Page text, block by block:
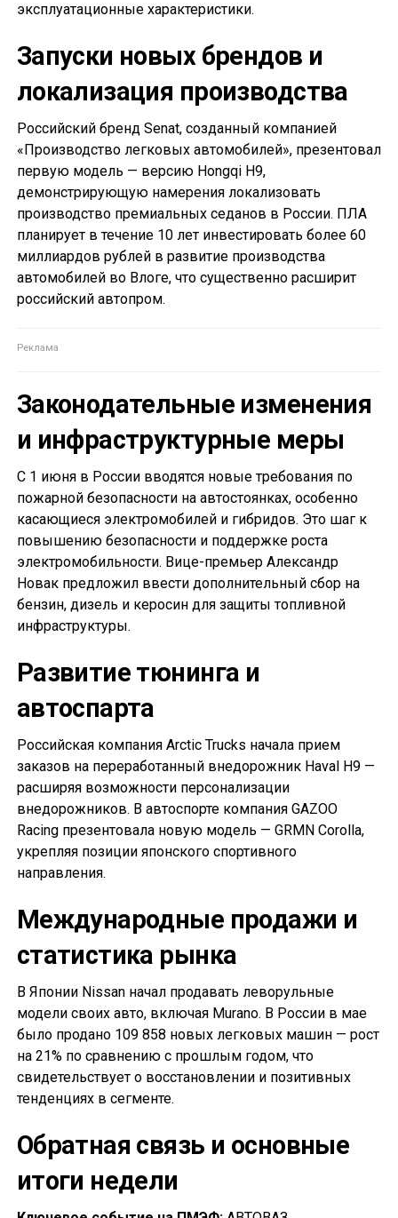
эксплуатационные характеристики.
Запуски новых брендов и
локализация производства
Российский бренд Senat, созданный компанией
«Производство легковых автомобилей», презентовал
первую модель — версию Hongqi H9,
демонстрирующую намерения локализовать
производство премиальных седанов в России. ПЛА
планирует в течение 10 лет инвестировать более 60
миллиардов рублей в развитие производства
автомобилей во Влоге, что существенно расширит
российский автопром.
Законодательные изменения
и инфраструктурные меры
С 1 июня в России вводятся новые требования по
пожарной безопасности на автостоянках, особенно
касающиеся электромобилей и гибридов. Это шаг к
повышению безопасности и поддержке роста
электромобильности. Вице-премьер Александр
Новак предложил ввести дополнительный сбор на
бензин, дизель и керосин для защиты топливной
инфраструктуры.
Развитие тюнинга и
автоспарта
Российская компания Arctic Trucks начала прием
заказов на переработанный внедорожник Haval H9 —
расширяя возможности персонализации
внедорожников. В автоспорте компания GAZOO
Racing презентовала новую модель — GRMN Corolla,
укрепляя позиции японского спортивного
направления.
Международные продажи и
статистика рынка
В Японии Nissan начал продавать леворульные
модели своих авто, включая Murano. В России в мае
было продано 109 858 новых легковых машин — рост
на 21% по сравнению с прошлым годом, что
свидетельствует о восстановлении и позитивных
тенденциях в сегменте.
Обратная связь и основные
итоги недели